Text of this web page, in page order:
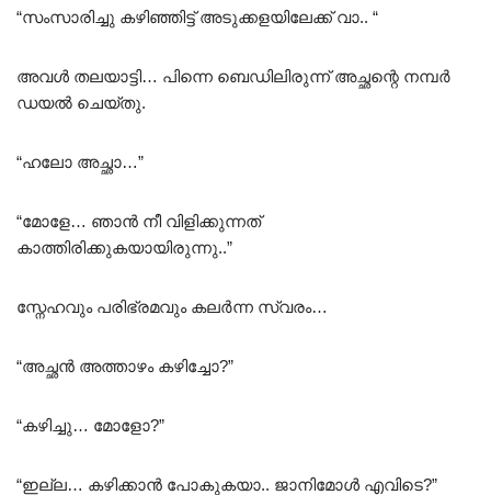
“സംസാരിച്ചു കഴിഞ്ഞിട്ട് അടുക്കളയിലേക്ക് വാ.. “
അവൾ തലയാട്ടി… പിന്നെ ബെഡിലിരുന്ന് അച്ഛന്റെ നമ്പർ
ഡയൽ ചെയ്തു.
“ഹലോ അച്ഛാ…”
“മോളേ… ഞാൻ നീ വിളിക്കുന്നത്
കാത്തിരിക്കുകയായിരുന്നു..”
സ്നേഹവും പരിഭ്രമവും കലർന്ന സ്വരം…
“അച്ഛൻ അത്താഴം കഴിച്ചോ?”
“കഴിച്ചു… മോളോ?”
“ഇല്ല… കഴിക്കാൻ പോകുകയാ.. ജാനിമോൾ എവിടെ?”